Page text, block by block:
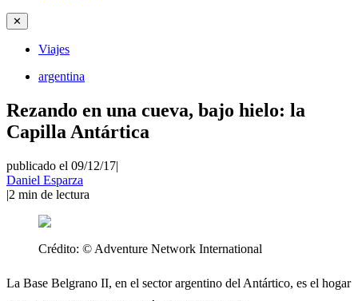
✕
Viajes
argentina
Rezando en una cueva, bajo hielo: la
Capilla Antártica
publicado el 09/12/17|
Daniel Esparza
|2 min de lectura
Crédito: © Adventure Network International
La Base Belgrano II, en el sector argentino del Antártico, es el hogar